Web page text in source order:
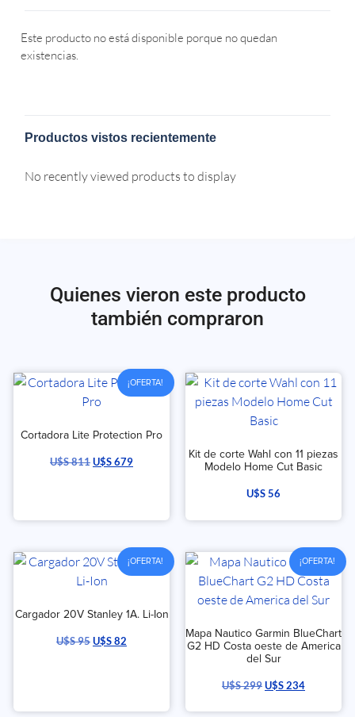
Este producto no está disponible porque no quedan
existencias.
Productos vistos recientemente
No recently viewed products to display
Quienes vieron este producto
también compraron
¡OFERTA!
Cortadora Lite Protection Pro
U$S811U$S679
Kit de corte Wahl con 11 piezas
Modelo Home Cut Basic
U$S56
¡OFERTA!
Cargador 20V Stanley 1A. Li-Ion
U$S95U$S82
¡OFERTA!
Mapa Nautico Garmin BlueChart
G2 HD Costa oeste de America
del Sur
U$S299U$S234